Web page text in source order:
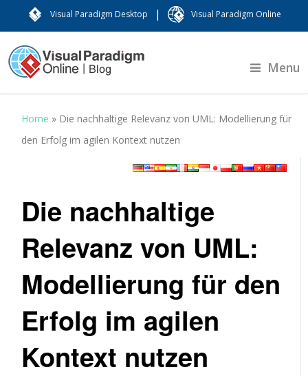
Visual Paradigm Desktop | Visual Paradigm Online
Menu
Home » Die nachhaltige Relevanz von UML: Modellierung für
den Erfolg im agilen Kontext nutzen
Die nachhaltige
Relevanz von UML:
Modellierung für den
Erfolg im agilen
Kontext nutzen